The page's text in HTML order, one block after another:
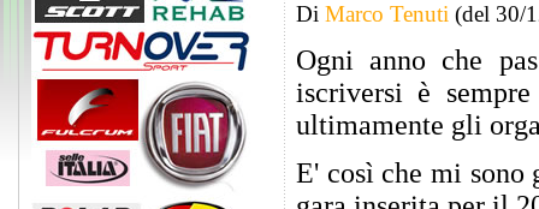
Di Marco Tenuti (del 30/
Ogni anno che
iscriversi è
ultimamente gli
E' così che mi